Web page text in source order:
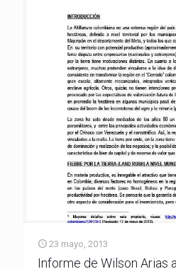
23 mayo, 2013
Informe de Wilson Arias